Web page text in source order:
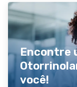
Encontre
você!